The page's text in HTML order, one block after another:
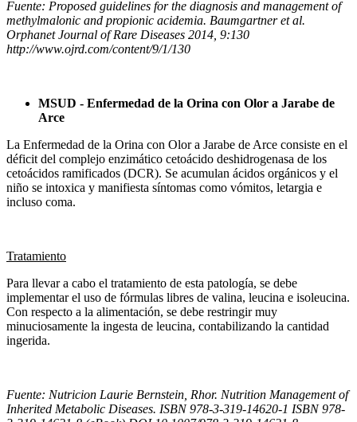
Fuente: Proposed guidelines for the diagnosis and management of
methylmalonic and propionic acidemia. Baumgartner et al.
Orphanet Journal of Rare Diseases 2014, 9:130
http://www.ojrd.com/content/9/1/130
MSUD - Enfermedad de la Orina con Olor a Jarabe de
Arce
La Enfermedad de la Orina con Olor a Jarabe de Arce consiste en el
déficit del complejo enzimático cetoácido deshidrogenasa de los
cetoácidos ramificados (DCR). Se acumulan ácidos orgánicos y el
niño se intoxica y manifiesta síntomas como vómitos, letargia e
incluso coma.
Tratamiento
Para llevar a cabo el tratamiento de esta patología, se debe
implementar el uso de fórmulas libres de valina, leucina e isoleucina.
Con respecto a la alimentación, se debe restringir muy
minuciosamente la ingesta de leucina, contabilizando la cantidad
ingerida.
Fuente: Nutricion Laurie Bernstein, Rhor. Nutrition Management of
Inherited Metabolic Diseases. ISBN 978-3-319-14620-1 ISBN 978-